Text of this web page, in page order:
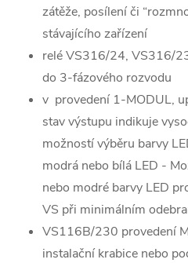
zátěže, posílení či
stávajícího zařízení
relé VS316/24, VS316/
do 3-fázového rozvodu
v provedení 1-MODUL,
stav výstupu indikuje
možností výběru barvy
modrá nebo bílá LED -
nebo modré barvy LED
VS při minimálním
VS116B/230 provedení
instalační krabice nebo